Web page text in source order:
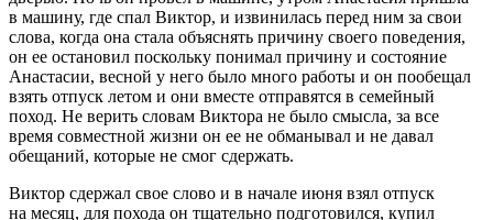
в машину, где спал Виктор, и извинилась перед ним за свои
слова, когда она стала объяснять причину своего поведения,
он ее остановил поскольку понимал причину и состояние
Анастасии, весной у него было много работы и он пообещал
взять отпуск летом и они вместе отправятся в семейный
поход. Не верить словам Виктора не было смысла, за все
время совместной жизни он ее не обманывал и не давал
обещаний, которые не смог сдержать.
Виктор сдержал свое слово и в начале июня взял отпуск
на месяц, для похода он тщательно подготовился, купил